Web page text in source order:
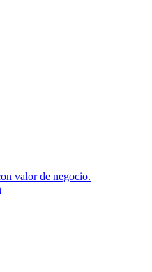
valor de negocio.